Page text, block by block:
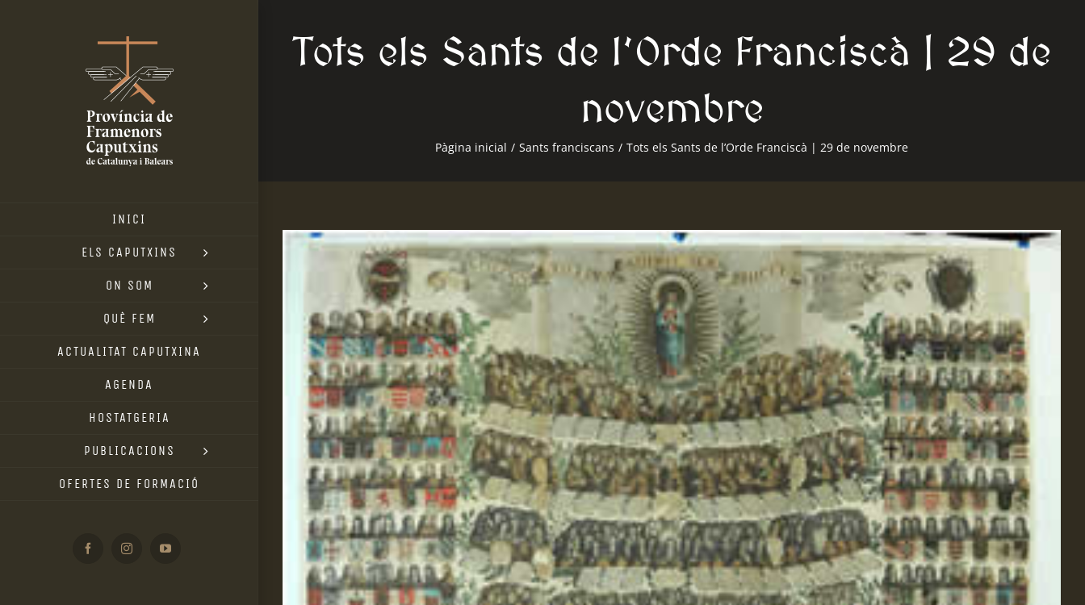
INICI
ELS CAPUTXINS
ON SOM
QUÈ FEM
ACTUALITAT CAPUTXINA
AGENDA
HOSTATGERIA
PUBLICACIONS
OFERTES DE FORMACIÓ
FacebookInstagramYouTube
Tots els Sants de l’Orde Franciscà | 29 de
novembre
Pàgina inicial / Sants franciscans / Tots els Sants de l’Orde Franciscà | 29 de novembre
View